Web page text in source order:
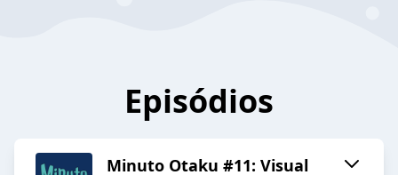
Episódios
Minuto Otaku #11: Visual